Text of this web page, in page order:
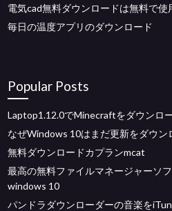
電気cad無料ダウンロードは無料で
毎日の温度アプリのダウンロード
Popular Posts
Laptop1.12.0でMinecraftをダウンロ
なぜWindows 10はまだ更新をダウン
無料ダウンロードカプランmcat
最高の無料ファイルマネージャーソ
windows 10
パンドラダウンローダーの音楽を